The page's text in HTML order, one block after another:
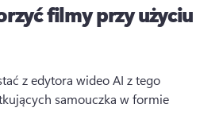
filmy przy użyciu
z edytora wideo AI z tego
samouczka w formie